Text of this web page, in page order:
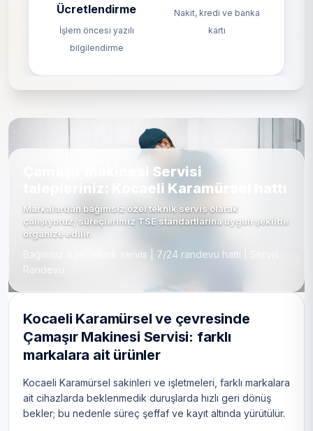
Ücretlendirme
İşlem öncesi yazılı
bilgilendirme
Nakit, kredi ve banka
kartı
Çamaşır Makinesi Servisi
talepleriniz: Kocaeli Karamürsel hattı
Markalardan bağımsız özel teknik servis olarak
çalışıyoruz; süreçlerimiz TSE standartlarına uygun şekilde
organize edilir.
Bağımsız özel teknik servis | 7/24 randevu hattı | Servis
Kocaeli Karamürsel ve çevresinde
Çamaşır Makinesi Servisi: farklı
markalara ait ürünler
Kocaeli Karamürsel sakinleri ve işletmeleri, farklı markalara
ait cihazlarda beklenmedik duruşlarda hızlı geri dönüş
bekler; bu nedenle süreç şeffaf ve kayıt altında yürütülür.